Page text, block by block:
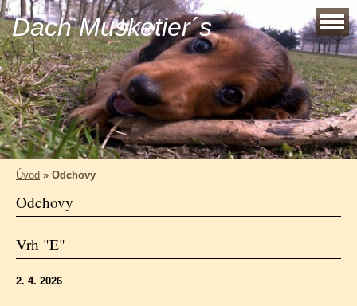
Dach Musketier´s
Úvod » Odchovy
Odchovy
Vrh "E"
2. 4. 2026